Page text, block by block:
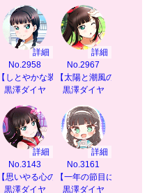
詳細
No.2958
【しとやかな装い】
黒澤ダイヤ
詳細
No.2967
【太陽と潮風の恵み】
黒澤ダイヤ
詳細
No.3143
【思いやる心の絆】
黒澤ダイヤ
詳細
No.3161
【一年の節目に】
黒澤ダイヤ